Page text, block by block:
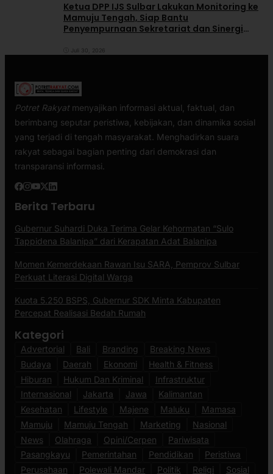
Ketua DPP IJS Sulbar Lakukan Monitoring ke
Mamuju Tengah, Siap Bantu
Penyempurnaan Sekretariat dan Sinergi
Juli 30, 2026
Potret Rakyatmenyajikan informasi aktual, faktual, dan
berimbang seputar peristiwa, kebijakan, dan dinamika sosial
yang terjadi di tengah masyarakat. Menghadirkan suara
rakyat sebagai bagian penting dari demokrasi dan
transparansi informasi.
Berita Terbaru
Gubernur Suhardi Duka Terima Gelar Kehormatan “Sulo
Tappidena Balanipa” dari Kerapatan Adat Balanipa
Momen Kemerdekaan Rawan Isu SARA, Pemprov Sulbar
Perkuat Literasi Digital Warga
Kuota 5.250 BSPS, Gubernur SDK Minta Kabupaten
Percepat Realisasi Bedah Rumah
Kategori
Advertorial Bali Branding
Breaking News
Budaya
Daerah Ekonomi
Health & Fitness
Hiburan
Hukum Dan Kriminal
Infrastruktur
Internasional
Jakarta Jawa
Kalimantan
Kesehatan
Lifestyle Majene Maluku
Mamasa
Mamuju
Mamuju Tengah Marketing
Nasional
News
Olahraga Opini/Cerpen
Pariwisata
Pasangkayu
Pemerintahan Pendidikan
Peristiwa
Perusahaan
Polewali Mandar Politik Religi Sosial